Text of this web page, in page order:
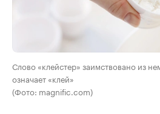
Слово «клейстер» заимствовано из
означает «клей»
(Фото: magnific.com)